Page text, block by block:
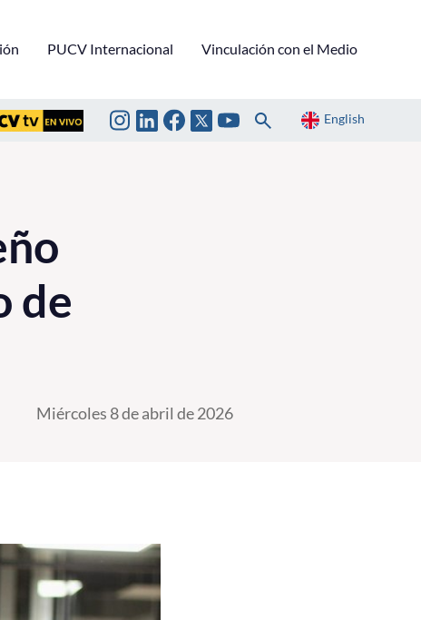
PUCV Internacional Vinculación con el Medio
English
de
Miércoles 8 de abril de 2026